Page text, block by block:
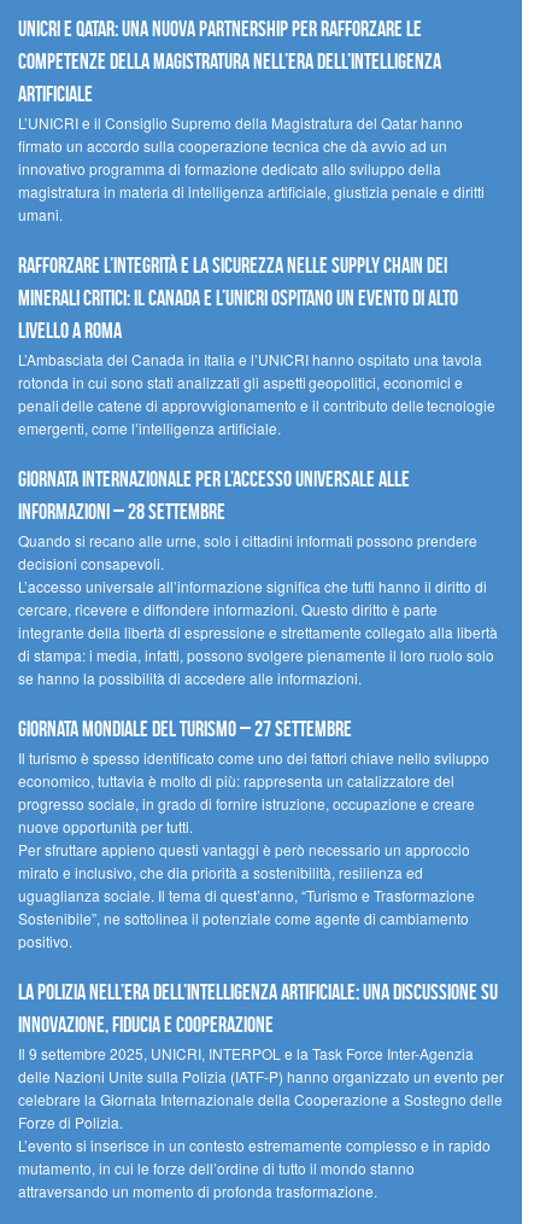
UNICRI e Qatar: una nuova partnership per rafforzare le
competenze della magistratura nell’era dell’intelligenza
artificiale
L’UNICRI e il Consiglio Supremo della Magistratura del Qatar hanno
firmato un accordo sulla cooperazione tecnica che dà avvio ad un
innovativo programma di formazione dedicato allo sviluppo della
magistratura in materia di intelligenza artificiale, giustizia penale e diritti
umani.
Rafforzare l’integrità e la sicurezza nelle supply chain dei
minerali critici: il Canada e l’UNICRI ospitano un evento di alto
livello a Roma
L’Ambasciata del Canada in Italia e l’UNICRI hanno ospitato una tavola
rotonda in cui sono stati analizzati gli aspetti geopolitici, economici e
penali delle catene di approvvigionamento e il contributo delle tecnologie
emergenti, come l’intelligenza artificiale.
Giornata internazionale per l’accesso universale alle
informazioni – 28 settembre
Quando si recano alle urne, solo i cittadini informati possono prendere
decisioni consapevoli.
L’accesso universale all’informazione significa che tutti hanno il diritto di
cercare, ricevere e diffondere informazioni. Questo diritto è parte
integrante della libertà di espressione e strettamente collegato alla libertà
di stampa: i media, infatti, possono svolgere pienamente il loro ruolo solo
se hanno la possibilità di accedere alle informazioni.
Giornata mondiale del turismo – 27 settembre
Il turismo è spesso identificato come uno dei fattori chiave nello sviluppo
economico, tuttavia è molto di più: rappresenta un catalizzatore del
progresso sociale, in grado di fornire istruzione, occupazione e creare
nuove opportunità per tutti.
Per sfruttare appieno questi vantaggi è però necessario un approccio
mirato e inclusivo, che dia priorità a sostenibilità, resilienza ed
uguaglianza sociale. Il tema di quest’anno, “Turismo e Trasformazione
Sostenibile”, ne sottolinea il potenziale come agente di cambiamento
positivo.
La polizia nell’era dell’Intelligenza Artificiale: una discussione su
innovazione, fiducia e cooperazione
Il 9 settembre 2025, UNICRI, INTERPOL e la Task Force Inter-Agenzia
delle Nazioni Unite sulla Polizia (IATF-P) hanno organizzato un evento per
celebrare la Giornata Internazionale della Cooperazione a Sostegno delle
Forze di Polizia.
L’evento si inserisce in un contesto estremamente complesso e in rapido
mutamento, in cui le forze dell’ordine di tutto il mondo stanno
attraversando un momento di profonda trasformazione.